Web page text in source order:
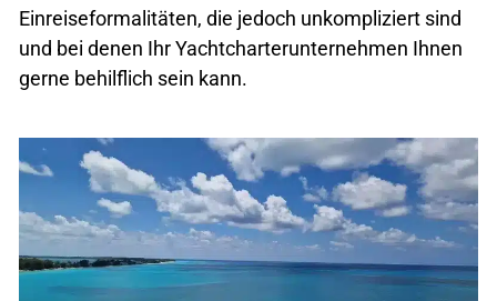
Einreiseformalitäten, die jedoch unkompliziert sind
und bei denen Ihr Yachtcharterunternehmen Ihnen
gerne behilflich sein kann.